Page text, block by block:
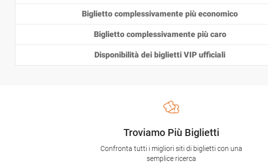
Biglietto complessivamente più economico
Biglietto complessivamente più caro
Disponibilità dei biglietti VIP ufficiali
Troviamo Più Biglietti
Confronta tutti i migliori siti di biglietti con una
semplice ricerca